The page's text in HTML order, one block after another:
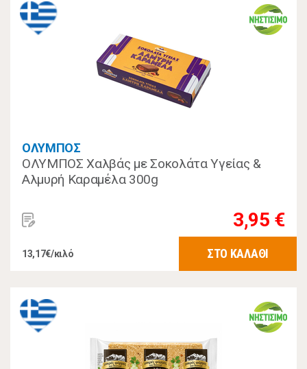
ΟΛΥΜΠΟΣ
ΟΛΥΜΠΟΣ Χαλβάς με Σοκολάτα Υγείας &
Αλμυρή Καραμέλα 300g
3,95 €
13,17€/κιλό ΣΤΟ ΚΑΛΑΘΙ